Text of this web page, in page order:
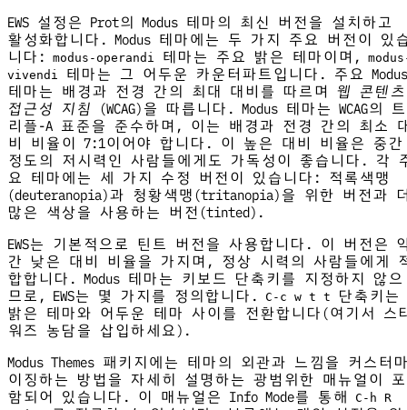
EWS 설정은 Prot의 Modus 테마의 최신 버전을 설치하고
활성화합니다. Modus 테마에는 두 가지 주요 버전이 있
니다:
modus-operandi 테마는 주요 밝은 테마이며,
vivendi
테마는 그 어두운 카운터파트입니다. 주요 Modus
테마는 배경과 전경 간의 최대 대비를 따르며 웹 콘텐츠
접근성 지침
(WCAG)을 따릅니다. Modus 테마는 WCAG의 트
리플-A 표준을 준수하며, 이는 배경과 전경 간의 최소
비 비율이 7:1이어야 합니다. 이 높은 대비 비율은 중간
정도의 저시력인 사람들에게도 가독성이 좋습니다. 각
요 테마에는 세 가지 수정 버전이 있습니다: 적록색맹
(deuteranopia)과 청황색맹(tritanopia)을 위한 버전과
많은 색상을 사용하는 버전(tinted).
EWS는 기본적으로 틴트 버전을 사용합니다. 이 버전은
간 낮은 대비 비율을 가지며, 정상 시력의 사람들에게
합합니다. Modus 테마는 키보드 단축키를 지정하지 않으
므로, EWS는 몇 가지를 정의합니다.
C-c w t t
단축키는
밝은 테마와 어두운 테마 사이를 전환합니다(여기서 스
워즈 농담을 삽입하세요).
Modus Themes 패키지에는 테마의 외관과 느낌을 커스터
이징하는 방법을 자세히 설명하는 광범위한 매뉴얼이 포
함되어 있습니다. 이 매뉴얼은 Info Mode를 통해
C-h R